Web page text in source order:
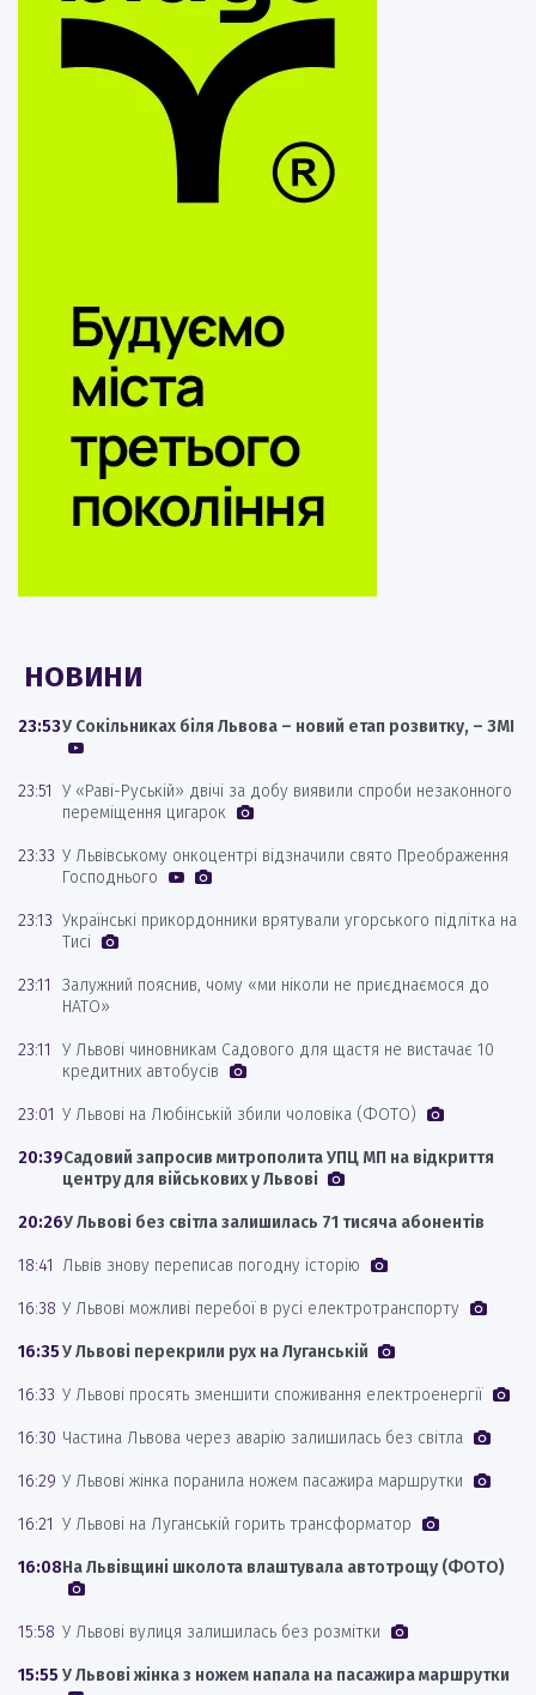
НОВИНИ
23:53У Сокільниках біля Львова – новий етап розвитку, – ЗМІ
23:51 У «Раві-Руській» двічі за добу виявили спроби незаконного
переміщення цигарок
23:33 У Львівському онкоцентрі відзначили свято Преображення
Господнього
23:13 Українські прикордонники врятували угорського підлітка на
Тисі
23:11
Залужний пояснив, чому «ми ніколи не приєднаємося до
НАТО»
23:11
У Львові чиновникам Садового для щастя не вистачає 10
кредитних автобусів
23:01 У Львові на Любінській збили чоловіка (ФОТО)
20:39Садовий запросив митрополита УПЦ МП на відкриття
центру для військових у Львові
20:26У Львові без світла залишилась 71 тисяча абонентів
18:41 Львів знову переписав погодну історію
16:38 У Львові можливі перебої в русі електротранспорту
16:35У Львові перекрили рух на Луганській
16:33 У Львові просять зменшити споживання електроенергії
16:30 Частина Львова через аварію залишилась без світла
16:29 У Львові жінка поранила ножем пасажира маршрутки
16:21 У Львові на Луганській горить трансформатор
16:08На Львівщині школота влаштувала автотрощу (ФОТО)
15:58 У Львові вулиця залишилась без розмітки
15:55 У Львові жінка з ножем напала на пасажира маршрутки